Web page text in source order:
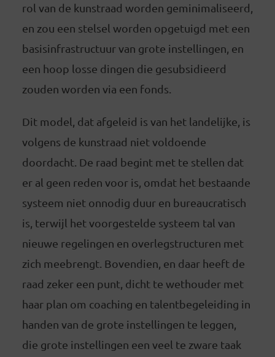
rol van de kunstraad worden geminimaliseerd,
en zou een stelsel worden opgetuigd met een
basisinfrastructuur van grote instellingen, en
een hoop losse dingen die gesubsidieerd
zouden worden via een fonds.
Dit model, dat afgeleid is van het landelijke, is
volgens de kunstraad niet voldoende
doordacht. De raad begint met te stellen dat
er al geen reden voor is, omdat het bestaande
systeem niet onnodig duur en bureaucratisch
is, terwijl het voorgestelde systeem tal van
nieuwe regelingen en overlegstructuren met
zich meebrengt. Bovendien, en daar heeft de
raad zeker een punt, dicht te wethouder met
haar plan om coaching en talentbegeleiding in
handen van de grote instellingen te leggen,
die grote instellingen een veel te zware taak